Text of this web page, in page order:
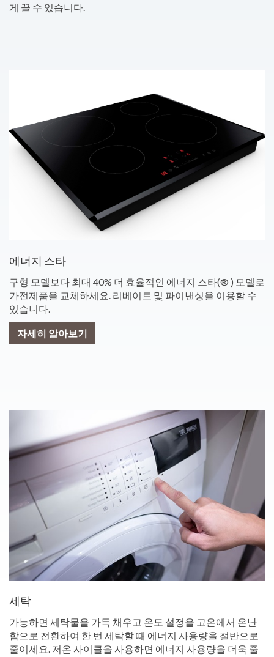
게 끌 수 있습니다.
에너지 스타
구형 모델보다 최대 40% 더 효율적인 에너지 스타(® ) 모델로
가전제품을 교체하세요. 리베이트 및 파이낸싱을 이용할 수
있습니다.
자세히 알아보기
세탁
가능하면 세탁물을 가득 채우고 온도 설정을 고온에서 온난
함으로 전환하여 한 번 세탁할 때 에너지 사용량을 절반으로
줄이세요. 저온 사이클을 사용하면 에너지 사용량을 더욱 줄